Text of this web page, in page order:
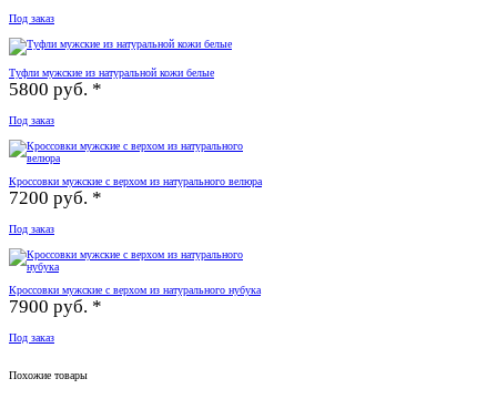
Под заказ
Туфли мужские из натуральной кожи белые
5800 руб. *
Под заказ
Кроссовки мужские с верхом из натурального велюра
7200 руб. *
Под заказ
Кроссовки мужские с верхом из натурального нубука
7900 руб. *
Под заказ
Похожие товары